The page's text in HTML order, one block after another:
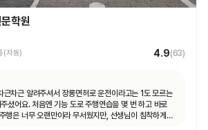
학원
(자동) 4.9(63)
근차근 알려주셔서 장롱면허로 운전이라고는 1도 모르는
셨어요. 처음엔 기능 도로 주행연습을 몇 번 하고 바로
행은 너무 오랜만이라 무서웠지만, 선생님이 침착하게